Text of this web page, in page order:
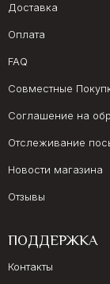
Доставка
Оплата
FAQ
Совместные
Соглашение на
Отслеживание
Новости магазина
Отзывы
ПОДДЕРЖКА
Контакты